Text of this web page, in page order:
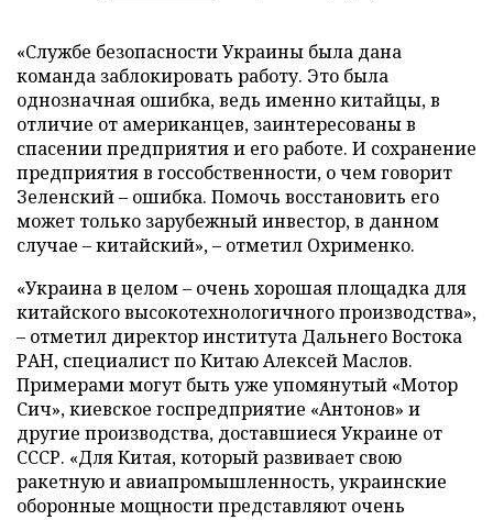
«Службе безопасности Украины была дана
команда заблокировать работу. Это была
однозначная ошибка, ведь именно китайцы, в
отличие от американцев, заинтересованы в
спасении предприятия и его работе. И сохранение
предприятия в госсобственности, о чем говорит
Зеленский – ошибка. Помочь восстановить его
может только зарубежный инвестор, в данном
случае – китайский», – отметил Охрименко.
«Украина в целом – очень хорошая площадка для
китайского высокотехнологичного производства»,
– отметил директор института Дальнего Востока
РАН, специалист по Китаю Алексей Маслов.
Примерами могут быть уже упомянутый «Мотор
Сич», киевское госпредприятие «Антонов» и
другие производства, доставшиеся Украине от
СССР. «Для Китая, который развивает свою
ракетную и авиапромышленность, украинские
оборонные мощности представляют очень